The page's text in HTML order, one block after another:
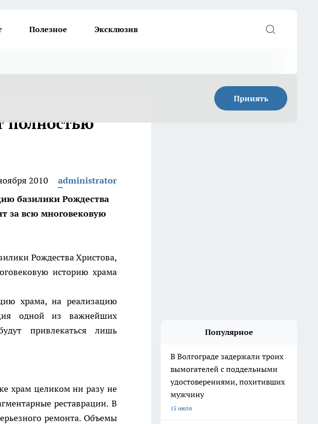
Полезное Эксклюзив
Принять
полностью
2010
administrator
базилики Рождества
за всю многовековую
Рождества Христова,
историю храма
храма, на реализацию
одной из важнейших
привлекаться лишь
храм целиком ни разу не
реставрации. В
ремонта. Объемы
Популярное
В Волгограде задержали троих
вымогателей с поддельными
удостоверениями, похитивших
мужчину
15 июля